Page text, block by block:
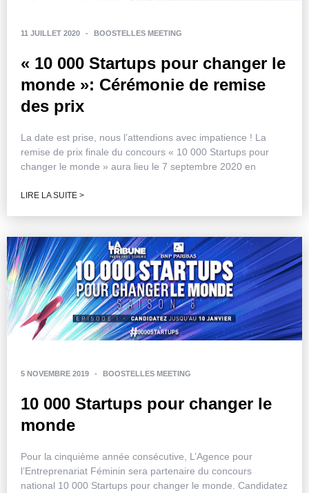
11 JUILLET 2020 - BOOSTELLES MEETING
« 10 000 Startups pour changer le
monde »: Cérémonie de remise
des prix
La date est prise, nous l’attendions avec impatience ! La
remise de prix finale du concours « 10 000 Startups pour
changer le monde » aura lieu le 7 septembre 2020 en
LIRE LA SUITE >
5 NOVEMBRE 2019 - BOOSTELLES MEETING
10 000 Startups pour changer le
monde
Pour la cinquième année consécutive, L’Agence pour
l’Entreprenariat Féminin sera partenaire du concours
national 10 000 Startups pour changer le monde. Candidatez